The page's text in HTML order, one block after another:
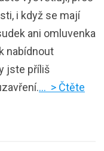
i když se mají
ani omluvenka
nabídnout
jste příliš
… > Čtěte